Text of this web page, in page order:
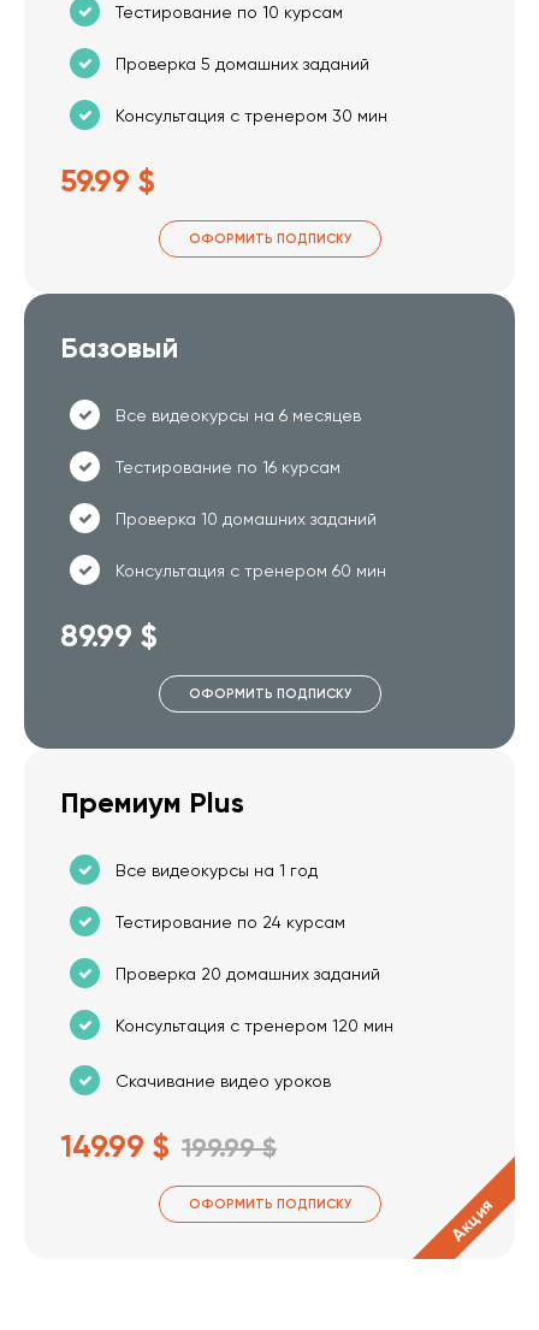
Тестирование по 10 курсам
Проверка 5 домашних заданий
Консультация с тренером 30 мин
59.99 $
ОФОРМИТЬ ПОДПИСКУ
Базовый
Все видеокурсы на 6 месяцев
Тестирование по 16 курсам
Проверка 10 домашних заданий
Консультация с тренером 60 мин
89.99 $
ОФОРМИТЬ ПОДПИСКУ
Премиум Plus
Все видеокурсы на 1 год
Тестирование по 24 курсам
Проверка 20 домашних заданий
Консультация с тренером 120 мин
Скачивание видео уроков
149.99 $ 199.99 $
ОФОРМИТЬ ПОДПИСКУ Акция